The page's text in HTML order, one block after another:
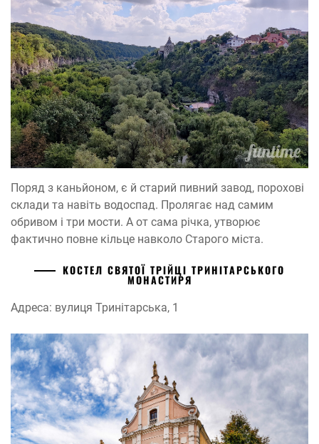
Поряд з каньйоном, є й старий пивний завод, порохові
склади та навіть водоспад. Пролягає над самим
обривом і три мости. А от сама річка, утворює
фактично повне кільце навколо Старого міста.
КОСТЕЛ СВЯТОЇ ТРІЙЦІ ТРИНІТАРСЬКОГО
МОНАСТИРЯ
Адреса: вулиця Тринiтарська, 1